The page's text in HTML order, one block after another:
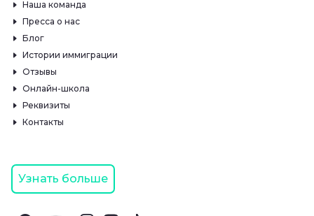
Наша команда
Пресса о нас
Блог
Истории иммиграции
Отзывы
Онлайн-школа
Реквизиты
Контакты
Узнать больше